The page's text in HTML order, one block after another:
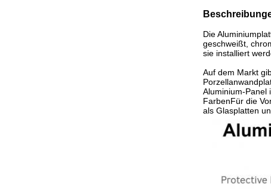
Die
geschweißt,
sie installiert
Auf dem Markt
Aluminium-Panel
FarbenFür die
als Glasplatten